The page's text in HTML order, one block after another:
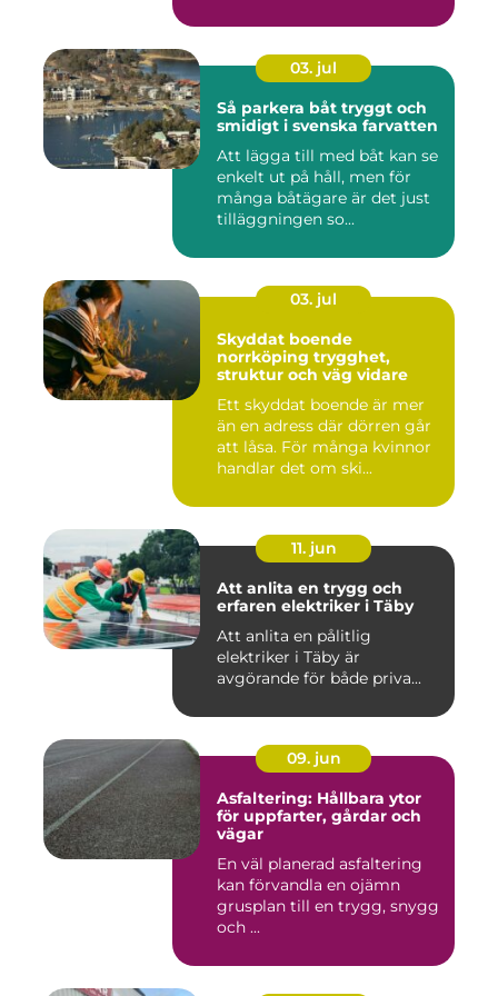
03. jul
Så parkera båt tryggt och
smidigt i svenska farvatten
Att lägga till med båt kan se
enkelt ut på håll, men för
många båtägare är det just
tilläggningen so...
03. jul
Skyddat boende
norrköping trygghet,
struktur och väg vidare
Ett skyddat boende är mer
än en adress där dörren går
att låsa. För många kvinnor
handlar det om ski...
11. jun
Att anlita en trygg och
erfaren elektriker i Täby
Att anlita en pålitlig
elektriker i Täby är
avgörande för både priva...
09. jun
Asfaltering: Hållbara ytor
för uppfarter, gårdar och
vägar
En väl planerad asfaltering
kan förvandla en ojämn
grusplan till en trygg, snygg
och ...